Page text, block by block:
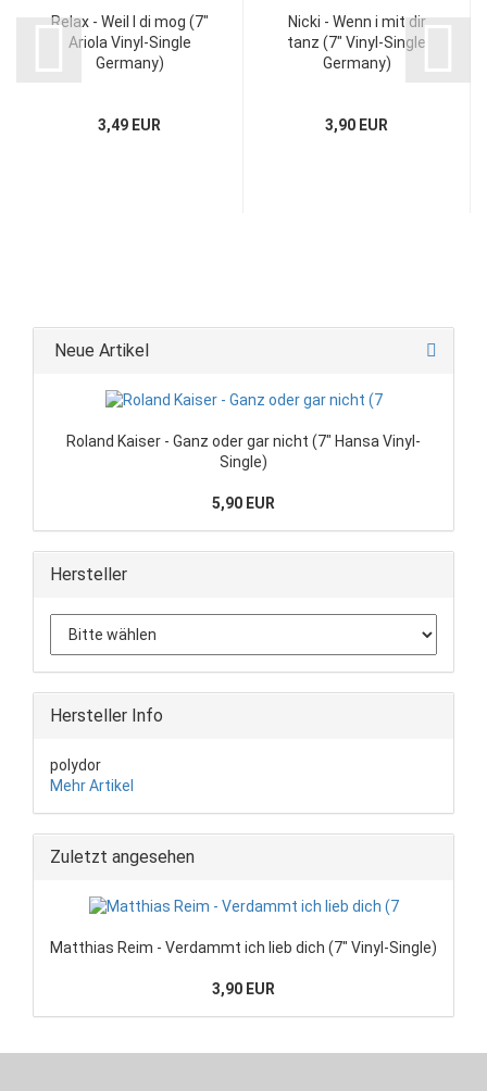
Relax - Weil I di mog (7"
Ariola Vinyl-Single
Germany)
3,49 EUR
Nicki - Wenn i mit dir
tanz (7" Vinyl-Single
Germany)
3,90 EUR
Neue Artikel
Roland Kaiser - Ganz oder gar nicht (7" Hansa Vinyl-
Single)
5,90 EUR
Hersteller
Hersteller Info
polydor
Mehr Artikel
Zuletzt angesehen
Matthias Reim - Verdammt ich lieb dich (7" Vinyl-Single)
3,90 EUR